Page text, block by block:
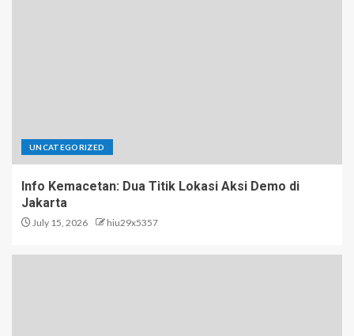
UNCATEGORIZED
Info Kemacetan: Dua Titik Lokasi Aksi Demo di
Jakarta
July 15, 2026 hiu29x5357